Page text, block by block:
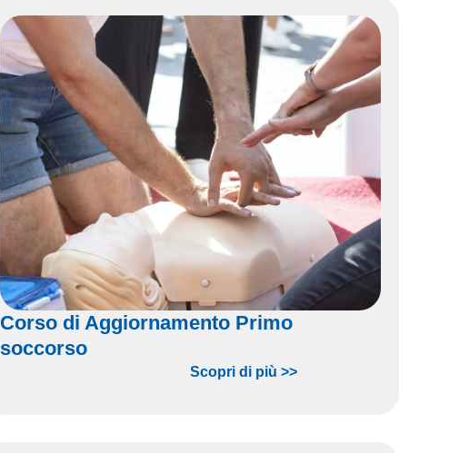
Corso di Aggiornamento Primo
soccorso
Scopri di più >>